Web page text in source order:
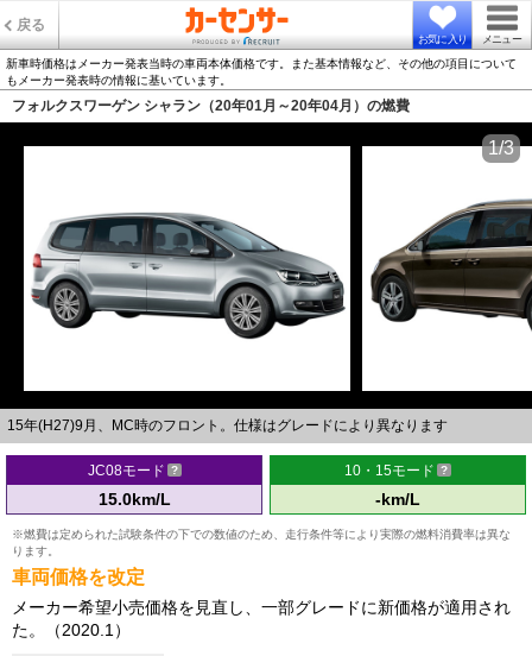
戻る
お気に入り メニュー
新車時価格はメーカー発表当時の車両本体価格です。また基本情報など、その他の項目について
もメーカー発表時の情報に基いています。
フォルクスワーゲン シャラン（20年01月～20年04月）の燃費
15年(H27)9月、MC時のフロント。仕様はグレードにより異なります
1/3
JC08モード
15.0km/L
10・15モード
-km/L
※燃費は定められた試験条件の下での数値のため、走行条件等により実際の燃料消費率は異な
ります。
車両価格を改定
メーカー希望小売価格を見直し、一部グレードに新価格が適用され
た。（2020.1）